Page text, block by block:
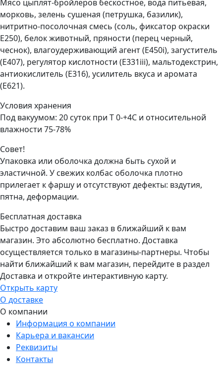
Мясо цыплят-бройлеров бескостное, вода питьевая,
морковь, зелень сушеная (петрушка, базилик),
нитритно-посолочная смесь (соль, фиксатор окраски
Е250), белок животный, пряности (перец черный,
чеснок), влагоудерживающий агент (Е450i), загуститель
(Е407), регулятор кислотности (Е331iii), мальтодекстрин,
антиокислитель (Е316), усилитель вкуса и аромата
(Е621).
Условия хранения
Под вакуумом: 20 суток при Т 0-+4С и относительной
влажности 75-78%
Совет!
Упаковка или оболочка должна быть сухой и
эластичной. У свежих колбас оболочка плотно
прилегает к фаршу и отсутствуют дефекты: вздутия,
пятна, деформации.
Бесплатная доставка
Быстро доставим ваш заказ в ближайший к вам
магазин. Это абсолютно бесплатно. Доставка
осуществляется только в магазины-партнеры. Чтобы
найти ближайший к вам магазин, перейдите в раздел
Доставка и откройте интерактивную карту.
Открыть карту
О доставке
О компании
Информация о компании
Карьера и вакансии
Реквизиты
Контакты